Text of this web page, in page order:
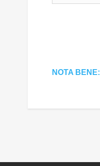
NOTA BENE: